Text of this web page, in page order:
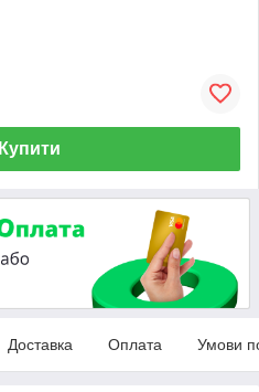
Купити
Доставка Оплата Умови